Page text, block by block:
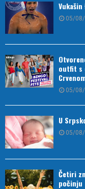
05/
outfit s
05/
U
05/
Četiri
počinju